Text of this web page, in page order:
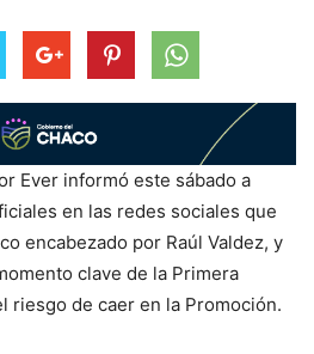
Ever informó este sábado a
en las redes sociales que
encabezado por Raúl Valdez, y
clave de la Primera
riesgo de caer en la Promoción.